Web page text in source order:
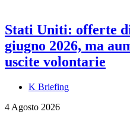
Stati Uniti: offerte
giugno 2026, ma
uscite volontarie
K Briefing
4 Agosto 2026